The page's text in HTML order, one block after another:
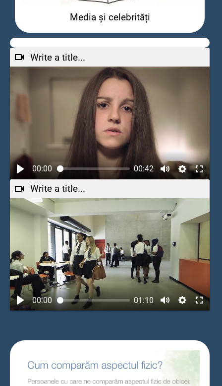
Media și celebrități
Write a title...
00:00 00:42
Write a title...
00:00 01:10